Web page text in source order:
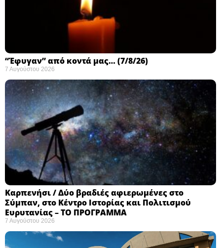
“Έφυγαν” από κοντά μας… (7/8/26)
7 Αυγούστου 2026
Καρπενήσι / Δύο βραδιές αφιερωμένες στο
Σύμπαν, στο Κέντρο Ιστορίας και Πολιτισμού
Ευρυτανίας – ΤΟ ΠΡΟΓΡΑΜΜΑ
7 Αυγούστου 2026